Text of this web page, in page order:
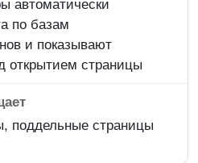
автоматически
по базам
и показывают
открытием страницы
поддельные страницы